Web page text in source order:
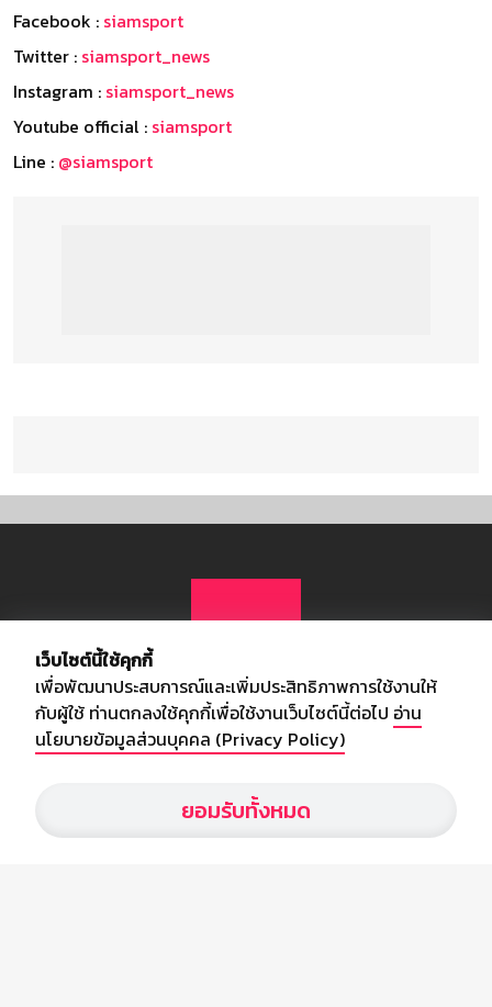
Facebook : siamsport
Twitter : siamsport_news
Instagram : siamsport_news
Youtube official : siamsport
Line : @siamsport
เกี่ยวกับเรา
อัพเดทข่าวสารวงการกีฬา ฟุตบอล ผลบอล ผลฟุตบอลทั่วโลก ฟรีเมียร์
ลีก ไทยลีก ฟุตบอลโลก ยูฟ่าแซมเปี้ยนส์ลีก พร้อมทั้งวิเคราะห์บอล จาก
เว็บไซต์นี้ใช้คุกกี้
เพื่อพัฒนาประสบการณ์และเพิ่มประสิทธิภาพการใช้งานให้
กับผู้ใช้ ท่านตกลงใช้คุกกี้เพื่อใช้งานเว็บไซต์นี้ต่อไป อ่าน
นโยบายข้อมูลส่วนบุคคล (Privacy Policy)
ยอมรับทั้งหมด